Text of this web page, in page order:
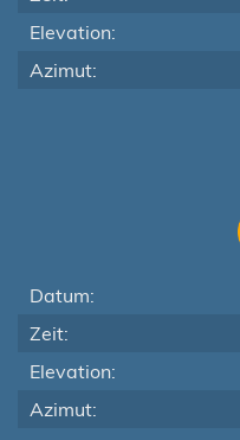
Elevation:
Azimut:
Datum:
Zeit:
Elevation:
Azimut: